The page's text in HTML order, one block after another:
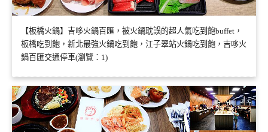
【板橋火鍋】吉哆火鍋百匯，被火鍋耽誤的超人氣吃到飽buffet，
板橋吃到飽，新北最強火鍋吃到飽，江子翠站火鍋吃到飽，吉哆火
鍋百匯交通停車(瀏覽：1)